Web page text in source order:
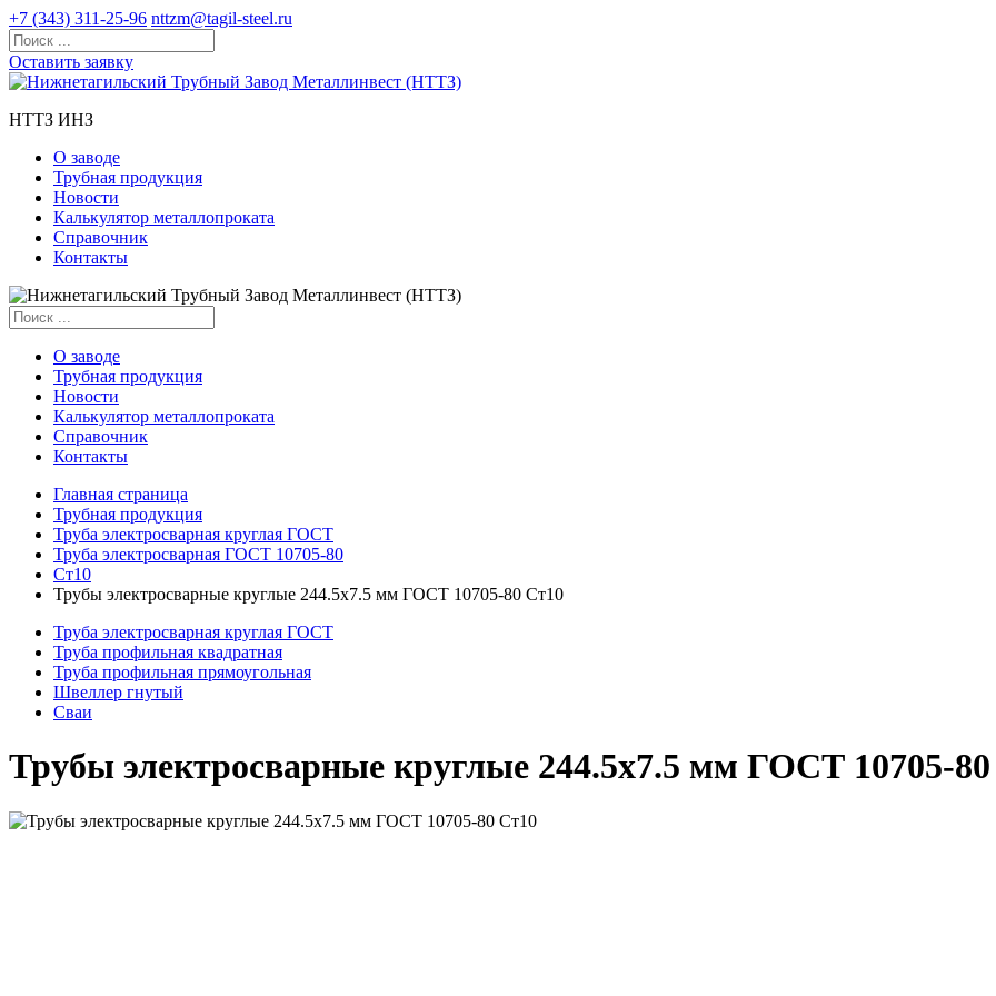
+7 (343) 311-25-96 nttzm@tagil-steel.ru
Оставить заявку
НТТЗ ИНЗ
О заводе
Трубная продукция
Новости
Калькулятор металлопроката
Справочник
Контакты
О заводе
Трубная продукция
Новости
Калькулятор металлопроката
Справочник
Контакты
Главная страница
Трубная продукция
Труба электросварная круглая ГОСТ
Труба электросварная ГОСТ 10705-80
Ст10
Трубы электросварные круглые 244.5x7.5 мм ГОСТ 10705-80 Ст10
Труба электросварная круглая ГОСТ
Труба профильная квадратная
Труба профильная прямоугольная
Швеллер гнутый
Сваи
Трубы электросварные круглые 244.5x7.5 мм ГОСТ 10705-